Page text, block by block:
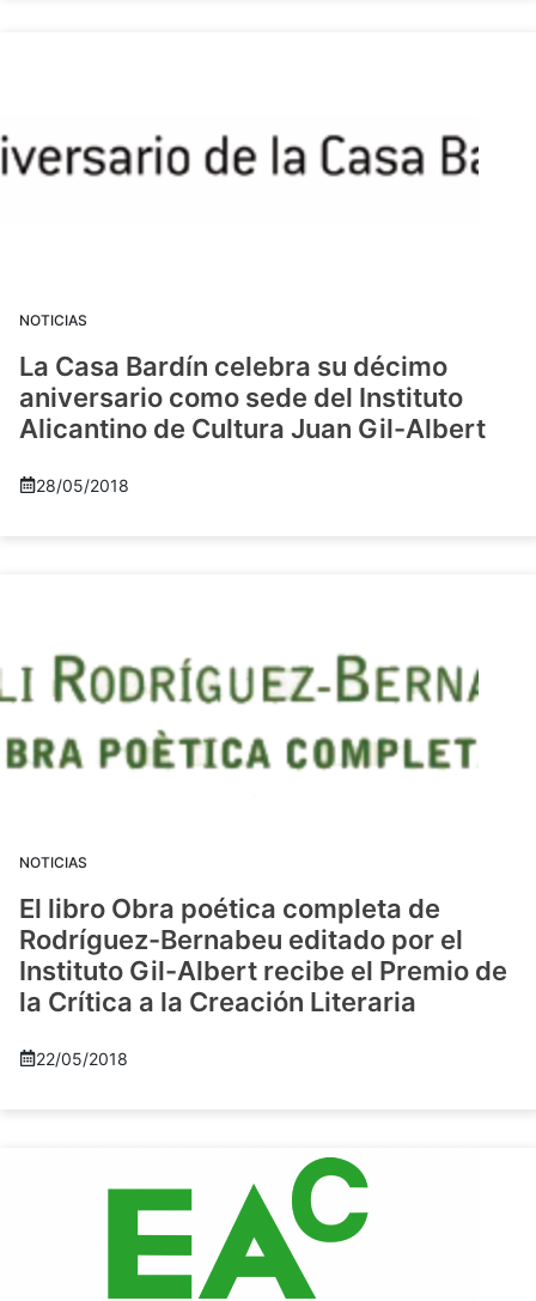
NOTICIAS
La Casa Bardín celebra su décimo
aniversario como sede del Instituto
Alicantino de Cultura Juan Gil-Albert
28/05/2018
NOTICIAS
El libro Obra poética completa de
Rodríguez-Bernabeu editado por el
Instituto Gil-Albert recibe el Premio de
la Crítica a la Creación Literaria
22/05/2018